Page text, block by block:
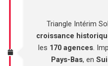
Triangle Intérim
croissance
les 170 agences.
Pays-Bas, en